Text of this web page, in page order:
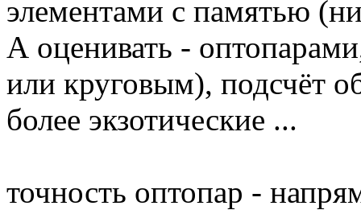
элементами с памятью
А оценивать -
или круговым), подсчёт
более экзотические ...
точность оптопар -